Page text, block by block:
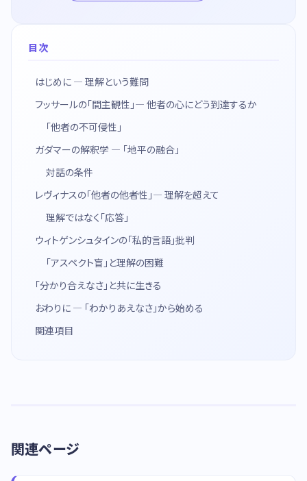
目次
はじめに — 理解という難問
フッサールの「間主観性」— 他者の心にどう到達するか
「他者の不可侵性」
ガダマーの解釈学 — 「地平の融合」
対話の条件
レヴィナスの「他者の他者性」— 理解を超えて
理解ではなく「応答」
ウィトゲンシュタインの「私的言語」批判
「アスペクト盲」と理解の困難
「分かり合えなさ」と共に生きる
おわりに — 「わかりあえなさ」から始める
関連項目
関連ページ